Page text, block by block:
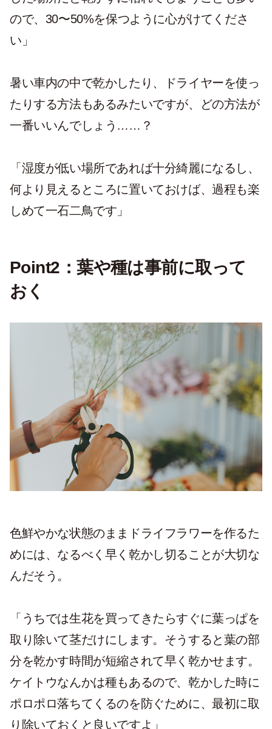
ので、30〜50%を保つように心がけてくださ
い」
暑い車内の中で乾かしたり、ドライヤーを使っ
たりする方法もあるみたいですが、どの方法が
一番いいんでしょう……？
「湿度が低い場所であれば十分綺麗になるし、
何より見えるところに置いておけば、過程も楽
しめて一石二鳥です」
Point2：葉や種は事前に取って
おく
色鮮やかな状態のままドライフラワーを作るた
めには、なるべく早く乾かし切ることが大切な
んだそう。
「うちでは生花を買ってきたらすぐに葉っぱを
取り除いて茎だけにします。そうすると葉の部
分を乾かす時間が短縮されて早く乾かせます。
ケイトウなんかは種もあるので、乾かした時に
ポロポロ落ちてくるのを防ぐために、最初に取
り除いておくと良いですよ」